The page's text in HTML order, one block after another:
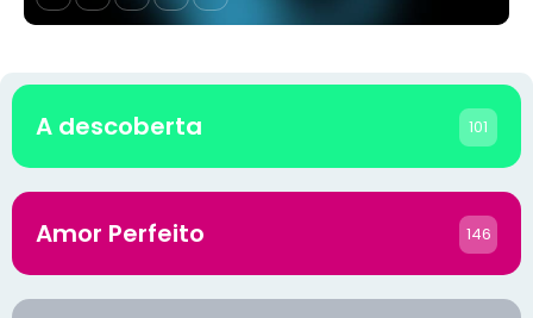
A descoberta 101
Amor Perfeito 146